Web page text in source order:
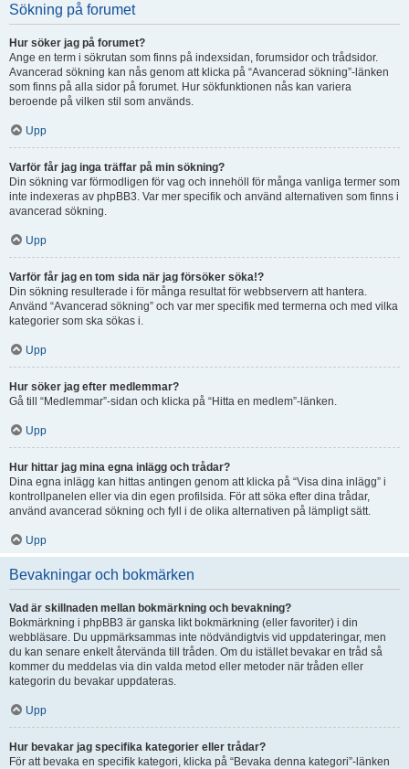
Sökning på forumet
Hur söker jag på forumet?
Ange en term i sökrutan som finns på indexsidan, forumsidor och trådsidor.
Avancerad sökning kan nås genom att klicka på “Avancerad sökning”-länken
som finns på alla sidor på forumet. Hur sökfunktionen nås kan variera
beroende på vilken stil som används.
Upp
Varför får jag inga träffar på min sökning?
Din sökning var förmodligen för vag och innehöll för många vanliga termer som
inte indexeras av phpBB3. Var mer specifik och använd alternativen som finns i
avancerad sökning.
Upp
Varför får jag en tom sida när jag försöker söka!?
Din sökning resulterade i för många resultat för webbservern att hantera.
Använd “Avancerad sökning” och var mer specifik med termerna och med vilka
kategorier som ska sökas i.
Upp
Hur söker jag efter medlemmar?
Gå till “Medlemmar”-sidan och klicka på “Hitta en medlem”-länken.
Upp
Hur hittar jag mina egna inlägg och trådar?
Dina egna inlägg kan hittas antingen genom att klicka på “Visa dina inlägg” i
kontrollpanelen eller via din egen profilsida. För att söka efter dina trådar,
använd avancerad sökning och fyll i de olika alternativen på lämpligt sätt.
Upp
Bevakningar och bokmärken
Vad är skillnaden mellan bokmärkning och bevakning?
Bokmärkning i phpBB3 är ganska likt bokmärkning (eller favoriter) i din
webbläsare. Du uppmärksammas inte nödvändigtvis vid uppdateringar, men
du kan senare enkelt återvända till tråden. Om du istället bevakar en tråd så
kommer du meddelas via din valda metod eller metoder när tråden eller
kategorin du bevakar uppdateras.
Upp
Hur bevakar jag specifika kategorier eller trådar?
För att bevaka en specifik kategori, klicka på “Bevaka denna kategori”-länken